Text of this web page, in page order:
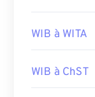
WIB à WITA
WIB à ChST